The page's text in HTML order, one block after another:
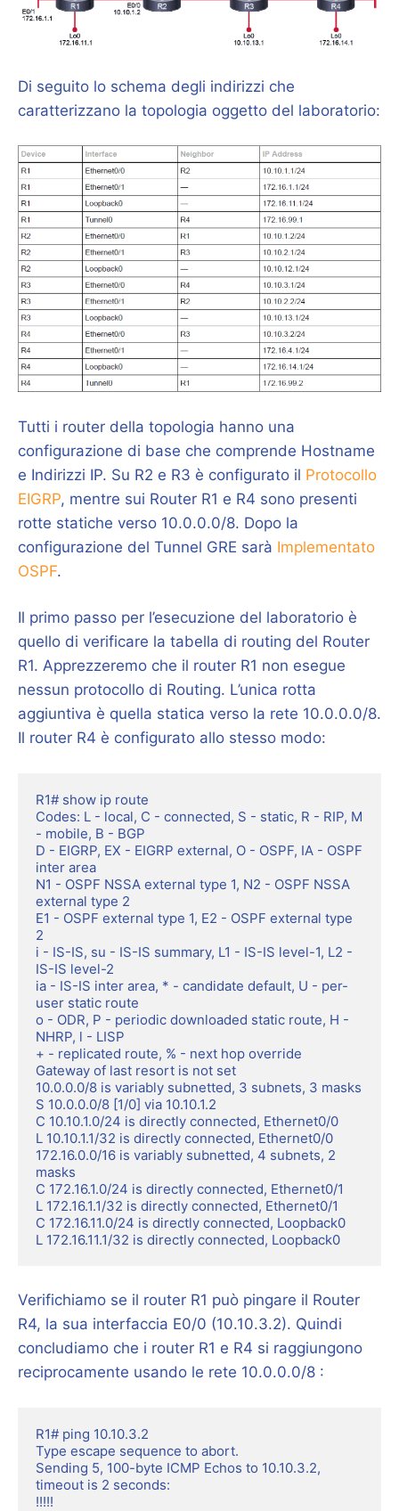
Di seguito lo schema degli indirizzi che
caratterizzano la topologia oggetto del laboratorio:
Tutti i router della topologia hanno una
configurazione di base che comprende Hostname
e Indirizzi IP. Su R2 e R3 è configurato il Protocollo
EIGRP, mentre sui Router R1 e R4 sono presenti
rotte statiche verso 10.0.0.0/8. Dopo la
configurazione del Tunnel GRE sarà Implementato
OSPF.
Il primo passo per l’esecuzione del laboratorio è
quello di verificare la tabella di routing del Router
R1. Apprezzeremo che il router R1 non esegue
nessun protocollo di Routing. L’unica rotta
aggiuntiva è quella statica verso la rete 10.0.0.0/8.
Il router R4 è configurato allo stesso modo:
R1# show ip route
Codes: L - local, C - connected, S - static, R - RIP, M
- mobile, B - BGP
D - EIGRP, EX - EIGRP external, O - OSPF, IA - OSPF
inter area
N1 - OSPF NSSA external type 1, N2 - OSPF NSSA
external type 2
E1 - OSPF external type 1, E2 - OSPF external type
2
i - IS-IS, su - IS-IS summary, L1 - IS-IS level-1, L2 -
IS-IS level-2
ia - IS-IS inter area, * - candidate default, U - per-
user static route
o - ODR, P - periodic downloaded static route, H -
NHRP, l - LISP
+ - replicated route, % - next hop override
Gateway of last resort is not set
10.0.0.0/8 is variably subnetted, 3 subnets, 3 masks
S 10.0.0.0/8 [1/0] via 10.10.1.2
C 10.10.1.0/24 is directly connected, Ethernet0/0
L 10.10.1.1/32 is directly connected, Ethernet0/0
172.16.0.0/16 is variably subnetted, 4 subnets, 2
masks
C 172.16.1.0/24 is directly connected, Ethernet0/1
L 172.16.1.1/32 is directly connected, Ethernet0/1
C 172.16.11.0/24 is directly connected, Loopback0
L 172.16.11.1/32 is directly connected, Loopback0
Verifichiamo se il router R1 può pingare il Router
R4, la sua interfaccia E0/0 (10.10.3.2). Quindi
concludiamo che i router R1 e R4 si raggiungono
reciprocamente usando le rete 10.0.0.0/8 :
R1# ping 10.10.3.2
Type escape sequence to abort.
Sending 5, 100-byte ICMP Echos to 10.10.3.2,
timeout is 2 seconds:
!!!!!